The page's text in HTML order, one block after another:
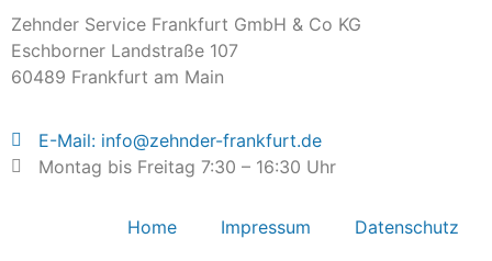
Zehnder Service Frankfurt GmbH & Co KG
Eschborner Landstraße 107
60489 Frankfurt am Main
E-Mail: info@zehnder-frankfurt.de
Montag bis Freitag 7:30 – 16:30 Uhr
Home Impressum Datenschutz